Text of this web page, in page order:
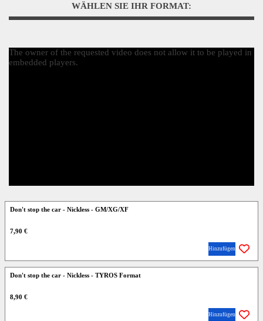
WÄHLEN SIE IHR FORMAT:
The owner of the requested video does not allow it to be played in
embedded players.
Don't stop the car - Nickless - GM/XG/XF
7,90 €
Hinzufügen
Don't stop the car - Nickless - TYROS Format
8,90 €
Hinzufügen